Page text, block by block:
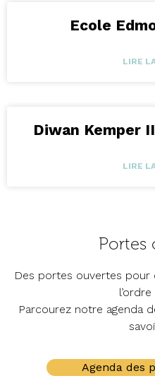
Ecole
LIRE
Diwan Kemper
LIRE
Portes
Des portes ouvertes
Parcourez notre agenda
Agenda des